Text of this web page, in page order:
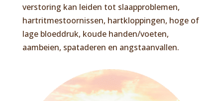
verstoring kan leiden tot slaapproblemen,
hartritmestoornissen, hartkloppingen, hoge of
lage bloeddruk, koude handen/voeten,
aambeien, spataderen en angstaanvallen.